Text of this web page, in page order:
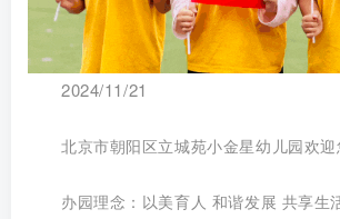
2024/11/21
北京市朝阳区立城苑小金星幼儿园欢迎
办园理念： 以美育人 和谐发展 共享生